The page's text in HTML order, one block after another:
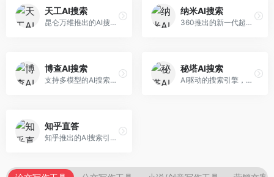
天工AI搜索
昆仑万维推出的AI搜索引擎，整合大模型与搜索能力。面向普通用户，提供智能问答、深度搜索、内容整理等服务，中文搜索体验好。
纳米AI搜索
360推出的新一代超级AI搜索，深度整合360搜索资源。面向普通用户，提供智能问答、多模态搜索、内容生成等服务，安全可靠。
博查AI搜索
支持多模型的AI搜索引擎，整合多种大模型能力。面向AI爱好者，提供多模型搜索、答案对比、深度分析等服务，模型选择灵活。
秘塔AI搜索
AI驱动的搜索引擎，专注于无广告直达结果。面向研究者和信息获取需求者，提供深度搜索、来源标注、答案整理等服务，搜索结果干净准确，信息可信度高。
知乎直答
知乎推出的AI搜索引擎，专注于知识问答场景。面向知识获取者，提供知乎内容搜索、智能问答、知识整理等服务，专业知识丰富。